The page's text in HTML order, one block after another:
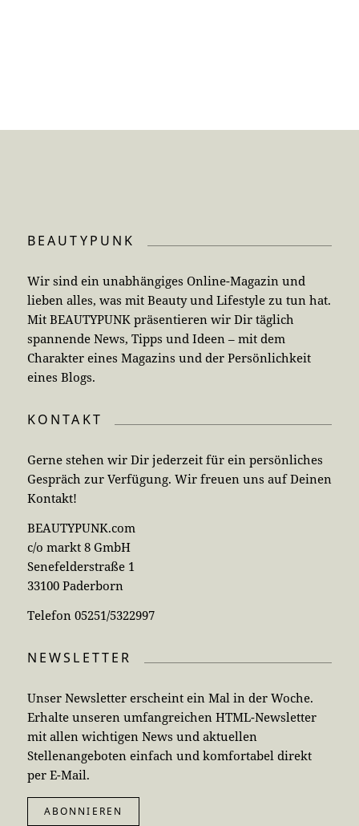
BEAUTYPUNK
Wir sind ein unabhängiges Online-Magazin und
lieben alles, was mit Beauty und Lifestyle zu tun hat.
Mit BEAUTYPUNK präsentieren wir Dir täglich
spannende News, Tipps und Ideen – mit dem
Charakter eines Magazins und der Persönlichkeit
eines Blogs.
KONTAKT
Gerne stehen wir Dir jederzeit für ein persönliches
Gespräch zur Verfügung. Wir freuen uns auf Deinen
Kontakt!
BEAUTYPUNK.com
c/o markt 8 GmbH
Senefelderstraße 1
33100 Paderborn
Telefon 05251/5322997
NEWSLETTER
Unser Newsletter erscheint ein Mal in der Woche.
Erhalte unseren umfangreichen HTML-Newsletter
mit allen wichtigen News und aktuellen
Stellenangeboten einfach und komfortabel direkt
per E-Mail.
ABONNIEREN